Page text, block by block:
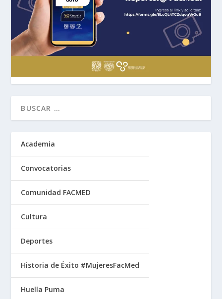
Academia
Convocatorias
Comunidad FACMED
Cultura
Deportes
Historia de Éxito #MujeresFacMed
Huella Puma